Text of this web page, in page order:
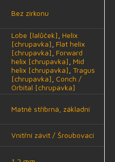
Bez zirkonu
Lobe [lalůček]
Helix
[chrupavka]
Flat helix
[chrupavka]
Forward
helix [chrupavka]
Mid
helix [chrupavka] Tragus
[chrupavka]
Conch /
Orbital [chrupavka]
Matně stříbrná, základní
Vnitřní závit / Šroubovací